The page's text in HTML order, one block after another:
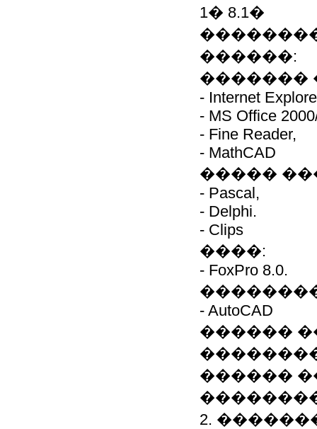
1� 8.1�
������:
������� ��:
- Internet
- MS Office
- Fine Reader,
- MathCAD
�����
- Pascal,
- Delphi.
- Clips
����:
- FoxPro 8.0.
- AutoCAD
������
������
2.